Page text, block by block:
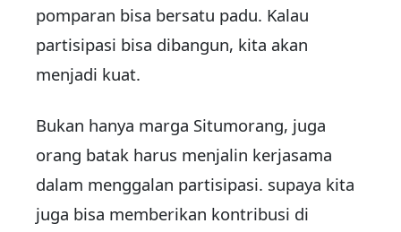
pomparan bisa bersatu padu. Kalau
partisipasi bisa dibangun, kita akan
menjadi kuat.
Bukan hanya marga Situmorang, juga
orang batak harus menjalin kerjasama
dalam menggalan partisipasi. supaya kita
juga bisa memberikan kontribusi di